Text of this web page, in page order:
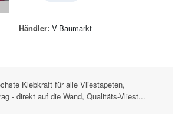
Händler: V-Baumarkt
Klebkraft für alle Vliestapeten,
- direkt auf die Wand, Qualitäts-Vliest...